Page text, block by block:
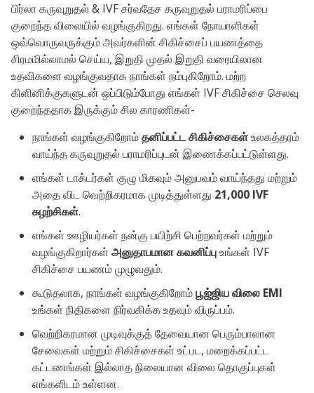
பிர்லா கருவுறுதல் & IVF சர்வதேச கருவுறுதல் பராமரிப்பை
குறைந்த விலையில் வழங்குகிறது. எங்கள் நோயாளிகள்
ஒவ்வொருவருக்கும் அவர்களின் சிகிச்சைப் பயணத்தை
சிரமமில்லாமல் செய்ய, இறுதி முதல் இறுதி வரையிலான
உதவிகளை வழங்குவதாக நாங்கள் நம்புகிறோம். மற்ற
கிளினிக்குகளுடன் ஒப்பிடும்போது எங்கள் IVF சிகிச்சை செலவு
குறைந்ததாக இருக்கும் சில காரணிகள்-
நாங்கள் வழங்குகிறோம்தனிப்பட்ட சிகிச்சைகள்உலகத்தரம்
வாய்ந்த கருவுறுதல் பராமரிப்புடன் இணைக்கப்பட்டுள்ளது.
எங்கள் டாக்டர்கள் குழு மிகவும் அனுபவம் வாய்ந்தது மற்றும்
அதை விட வெற்றிகரமாக முடித்துள்ளது 21,000 IVF
சுழற்சிகள்.
எங்கள் ஊழியர்கள் நன்கு பயிற்சி பெற்றவர்கள் மற்றும்
வழங்குகிறார்கள் அனுதாபமான கவனிப்புஉங்கள் IVF
சிகிச்சை பயணம் முழுவதும்.
கூடுதலாக, நாங்கள் வழங்குகிறோம்பூஜ்ஜிய விலை EMI
உங்கள் நிதிகளை நிர்வகிக்க உதவும் விருப்பம்.
வெற்றிகரமான முடிவுக்குத் தேவையான பெரும்பாலான
சேவைகள் மற்றும் சிகிச்சைகள் உட்பட, மறைக்கப்பட்ட
கட்டணங்கள் இல்லாத நிலையான விலை தொகுப்புகள்
எங்களிடம் உள்ளன.